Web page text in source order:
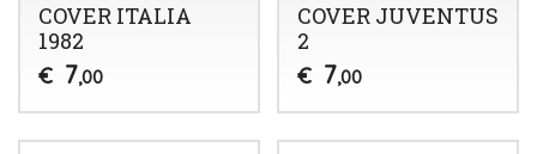
COVER ITALIA
1982
€ 7,00
COVER JUVENTUS
2
€ 7,00